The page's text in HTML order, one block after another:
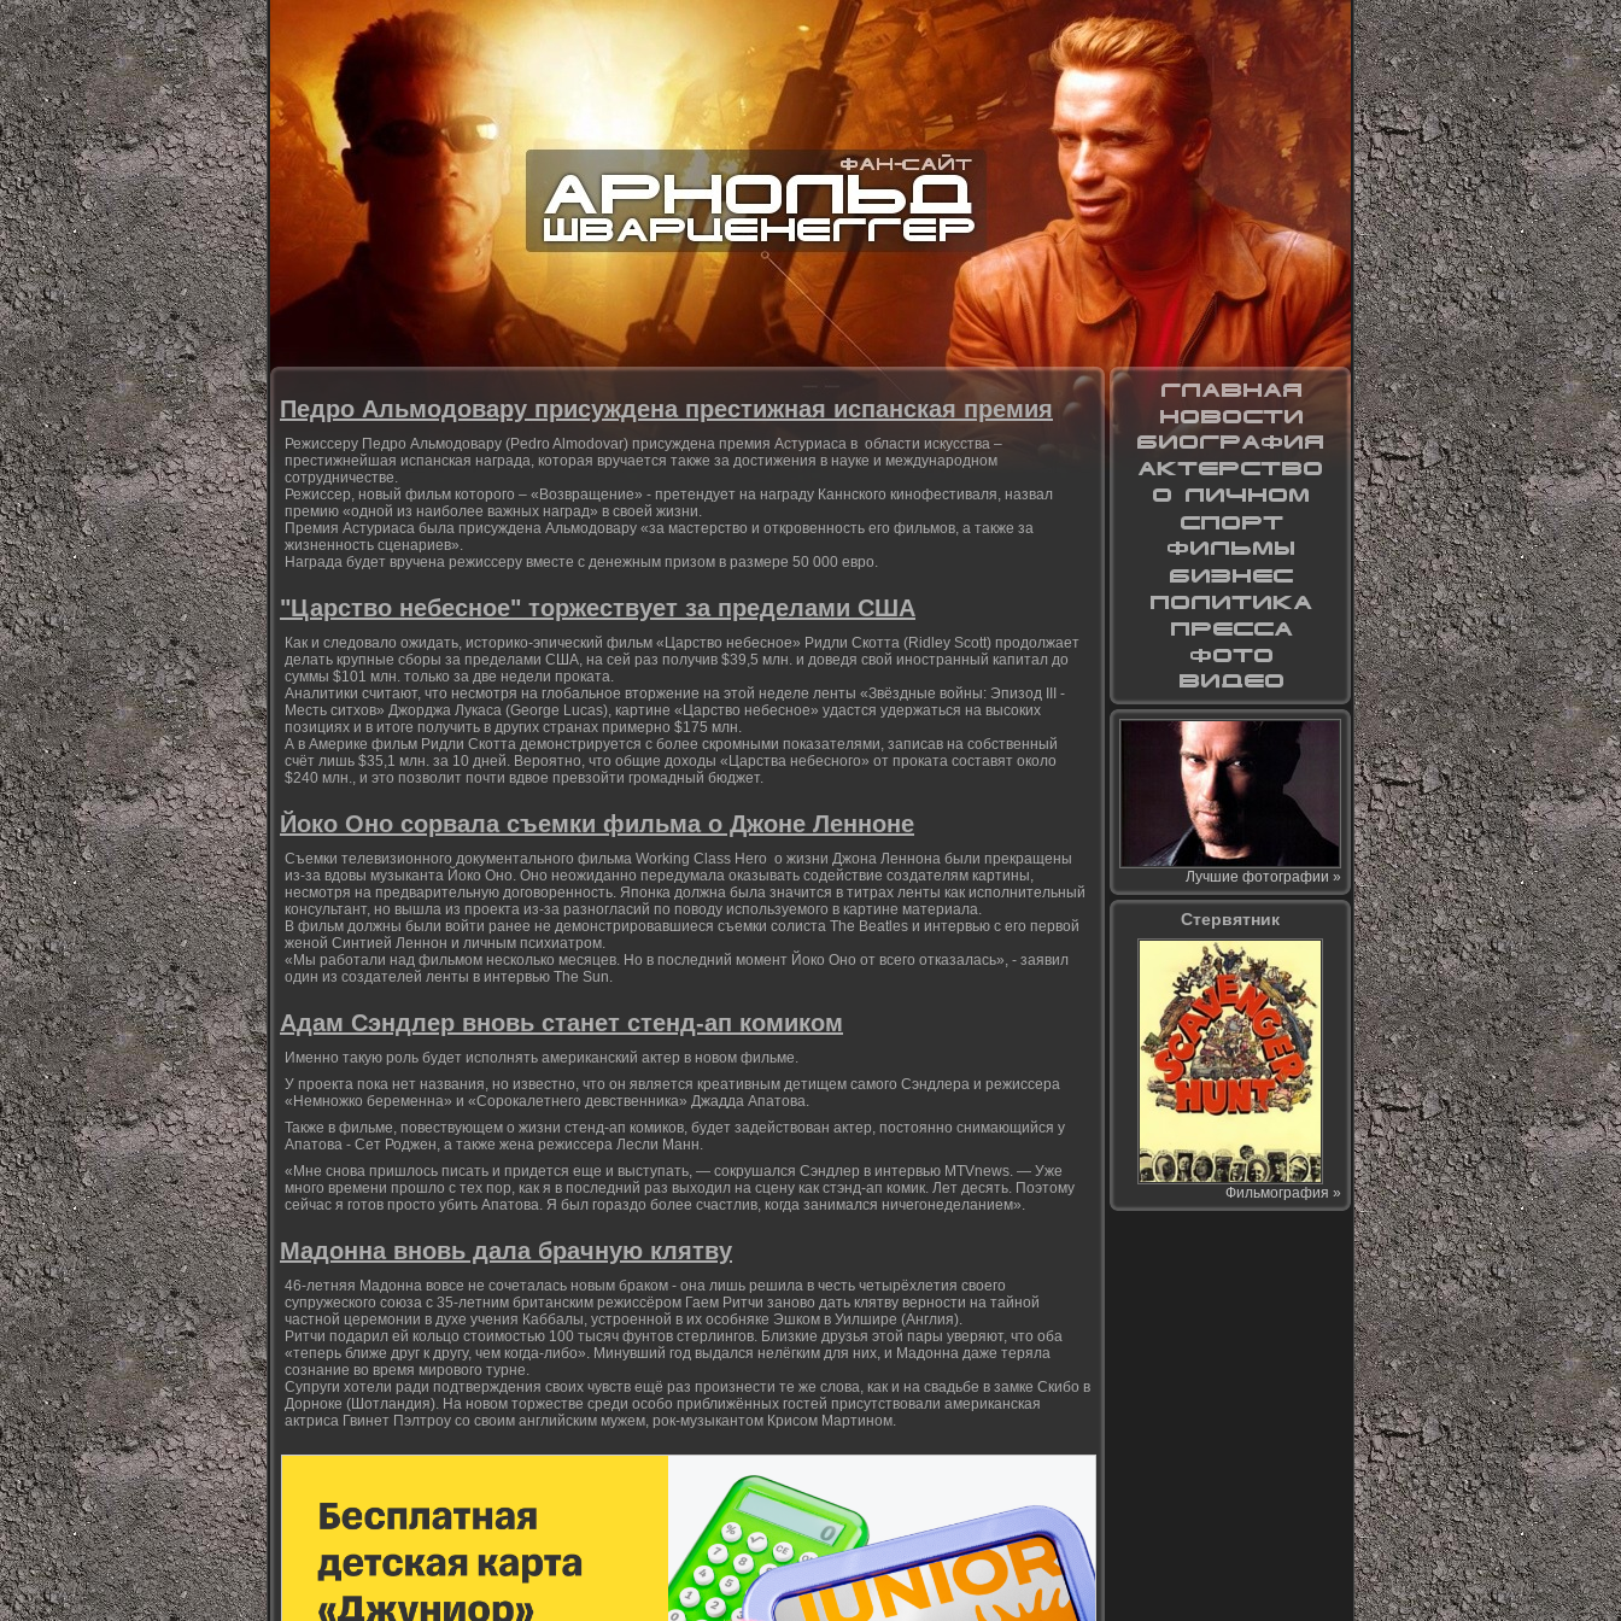
Педро Альмодовару присуждена престижная испанская премия
Режиссеру Педро Альмодовару (Pedro Almodovar) присуждена премия Астуриаса в области искусства –
престижнейшая испанская награда, которая вручается также за достижения в науке и международном
сотрудничестве.
Режиссер, новый фильм которого – «Возвращение» - претендует на награду Каннского кинофестиваля, назвал
премию «одной из наиболее важных наград» в своей жизни.
Премия Астуриаса была присуждена Альмодовару «за мастерство и откровенность его фильмов, а также за
жизненность сценариев».
Награда будет вручена режиссеру вместе с денежным призом в размере 50 000 евро.
"Царство небесное" торжествует за пределами США
Как и следовало ожидать, историко-эпический фильм «Царство небесное» Ридли Скотта (Ridley Scott) продолжает
делать крупные сборы за пределами США, на сей раз получив $39,5 млн. и доведя свой иностранный капитал до
суммы $101 млн. только за две недели проката.
Аналитики считают, что несмотря на глобальное вторжение на этой неделе ленты «Звёздные войны: Эпизод III -
Месть ситхов» Джорджа Лукаса (George Lucas), картине «Царство небесное» удастся удержаться на высоких
позициях и в итоге получить в других странах примерно $175 млн.
А в Америке фильм Ридли Скотта демонстрируется с более скромными показателями, записав на собственный
счёт лишь $35,1 млн. за 10 дней. Вероятно, что общие доходы «Царства небесного» от проката составят около
$240 млн., и это позволит почти вдвое превзойти громадный бюджет.
Йоко Оно сорвала съемки фильма о Джоне Ленноне
Съемки телевизионного документального фильма Working Class Hero о жизни Джона Леннона были прекращены
из-за вдовы музыканта Йоко Оно. Оно неожиданно передумала оказывать содействие создателям картины,
несмотря на предварительную договоренность. Японка должна была значится в титрах ленты как исполнительный
консультант, но вышла из проекта из-за разногласий по поводу используемого в картине материала.
В фильм должны были войти ранее не демонстрировавшиеся съемки солиста The Beatles и интервью с его первой
женой Синтией Леннон и личным психиатром.
«Мы работали над фильмом несколько месяцев. Но в последний момент Йоко Оно от всего отказалась», - заявил
один из создателей ленты в интервью The Sun.
Адам Сэндлер вновь станет стенд-ап комиком
Именно такую роль будет исполнять американский актер в новом фильме.
У проекта пока нет названия, но известно, что он является креативным детищем самого Сэндлера и режиссера
«Немножко беременна» и «Сорокалетнего девственника» Джадда Апатова.
Также в фильме, повествующем о жизни стенд-ап комиков, будет задействован актер, постоянно снимающийся у
Апатова - Сет Роджен, а также жена режиссера Лесли Манн.
«Мне снова пришлось писать и придется еще и выступать, — сокрушался Сэндлер в интервью MTVnews. — Уже
много времени прошло с тех пор, как я в последний раз выходил на сцену как стэнд-ап комик. Лет десять. Поэтому
сейчас я готов просто убить Апатова. Я был гораздо более счастлив, когда занимался ничегонеделанием».
Мадонна вновь дала брачную клятву
46-летняя Мадонна вовсе не сочеталась новым браком - она лишь решила в честь четырёхлетия своего
супружеского союза с 35-летним британским режиссёром Гаем Ритчи заново дать клятву верности на тайной
частной церемонии в духе учения Каббалы, устроенной в их особняке Эшком в Уилшире (Англия).
Ритчи подарил ей кольцо стоимостью 100 тысяч фунтов стерлингов. Близкие друзья этой пары уверяют, что оба
«теперь ближе друг к другу, чем когда-либо». Минувший год выдался нелёгким для них, и Мадонна даже теряла
сознание во время мирового турне.
Супруги хотели ради подтверждения своих чувств ещё раз произнести те же слова, как и на свадьбе в замке Скибо в
Дорноке (Шотландия). На новом торжестве среди особо приближённых гостей присутствовали американская
актриса Гвинет Пэлтроу со своим английским мужем, рок-музыкантом Крисом Мартином.
Лучшие фотографии »
Стервятник
Фильмография »